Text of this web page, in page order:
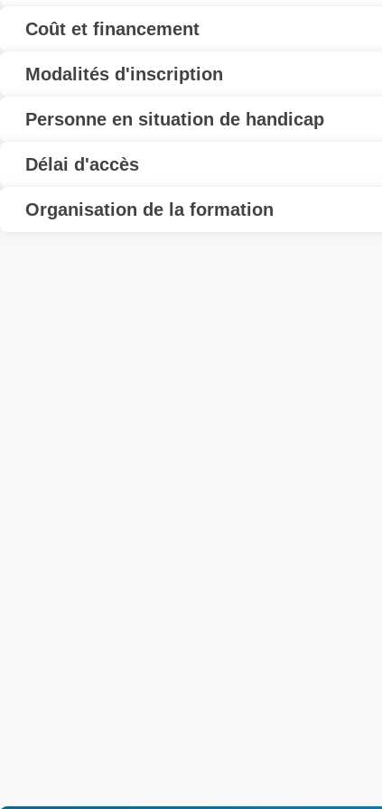
Coût et financement
Modalités d'inscription
Personne en situation de handicap
Délai d'accès
Organisation de la formation